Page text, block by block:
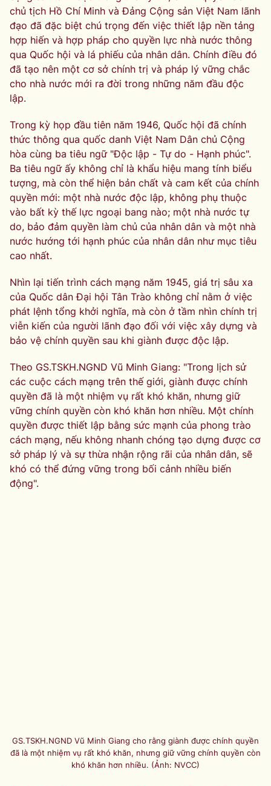
chủ tịch Hồ Chí Minh và Đảng Cộng sản Việt Nam lãnh
đạo đã đặc biệt chú trọng đến việc thiết lập nền tảng
hợp hiến và hợp pháp cho quyền lực nhà nước thông
qua Quốc hội và lá phiếu của nhân dân. Chính điều đó
đã tạo nên một cơ sở chính trị và pháp lý vững chắc
cho nhà nước mới ra đời trong những năm đầu độc
lập.
Trong kỳ họp đầu tiên năm 1946, Quốc hội đã chính
thức thông qua quốc danh Việt Nam Dân chủ Cộng
hòa cùng ba tiêu ngữ "Độc lập - Tự do - Hạnh phúc".
Ba tiêu ngữ ấy không chỉ là khẩu hiệu mang tính biểu
tượng, mà còn thể hiện bản chất và cam kết của chính
quyền mới: một nhà nước độc lập, không phụ thuộc
vào bất kỳ thế lực ngoại bang nào; một nhà nước tự
do, bảo đảm quyền làm chủ của nhân dân và một nhà
nước hướng tới hạnh phúc của nhân dân như mục tiêu
cao nhất.
Nhìn lại tiến trình cách mạng năm 1945, giá trị sâu xa
của Quốc dân Đại hội Tân Trào không chỉ nằm ở việc
phát lệnh tổng khởi nghĩa, mà còn ở tầm nhìn chính trị
viễn kiến của người lãnh đạo đối với việc xây dựng và
bảo vệ chính quyền sau khi giành được độc lập.
Theo GS.TSKH.NGND Vũ Minh Giang: "Trong lịch sử
các cuộc cách mạng trên thế giới, giành được chính
quyền đã là một nhiệm vụ rất khó khăn, nhưng giữ
vững chính quyền còn khó khăn hơn nhiều. Một chính
quyền được thiết lập bằng sức mạnh của phong trào
cách mạng, nếu không nhanh chóng tạo dựng được cơ
sở pháp lý và sự thừa nhận rộng rãi của nhân dân, sẽ
khó có thể đứng vững trong bối cảnh nhiều biến
động".
GS.TSKH.NGND Vũ Minh Giang cho rằng giành được chính quyền
đã là một nhiệm vụ rất khó khăn, nhưng giữ vững chính quyền còn
khó khăn hơn nhiều. (Ảnh: NVCC)